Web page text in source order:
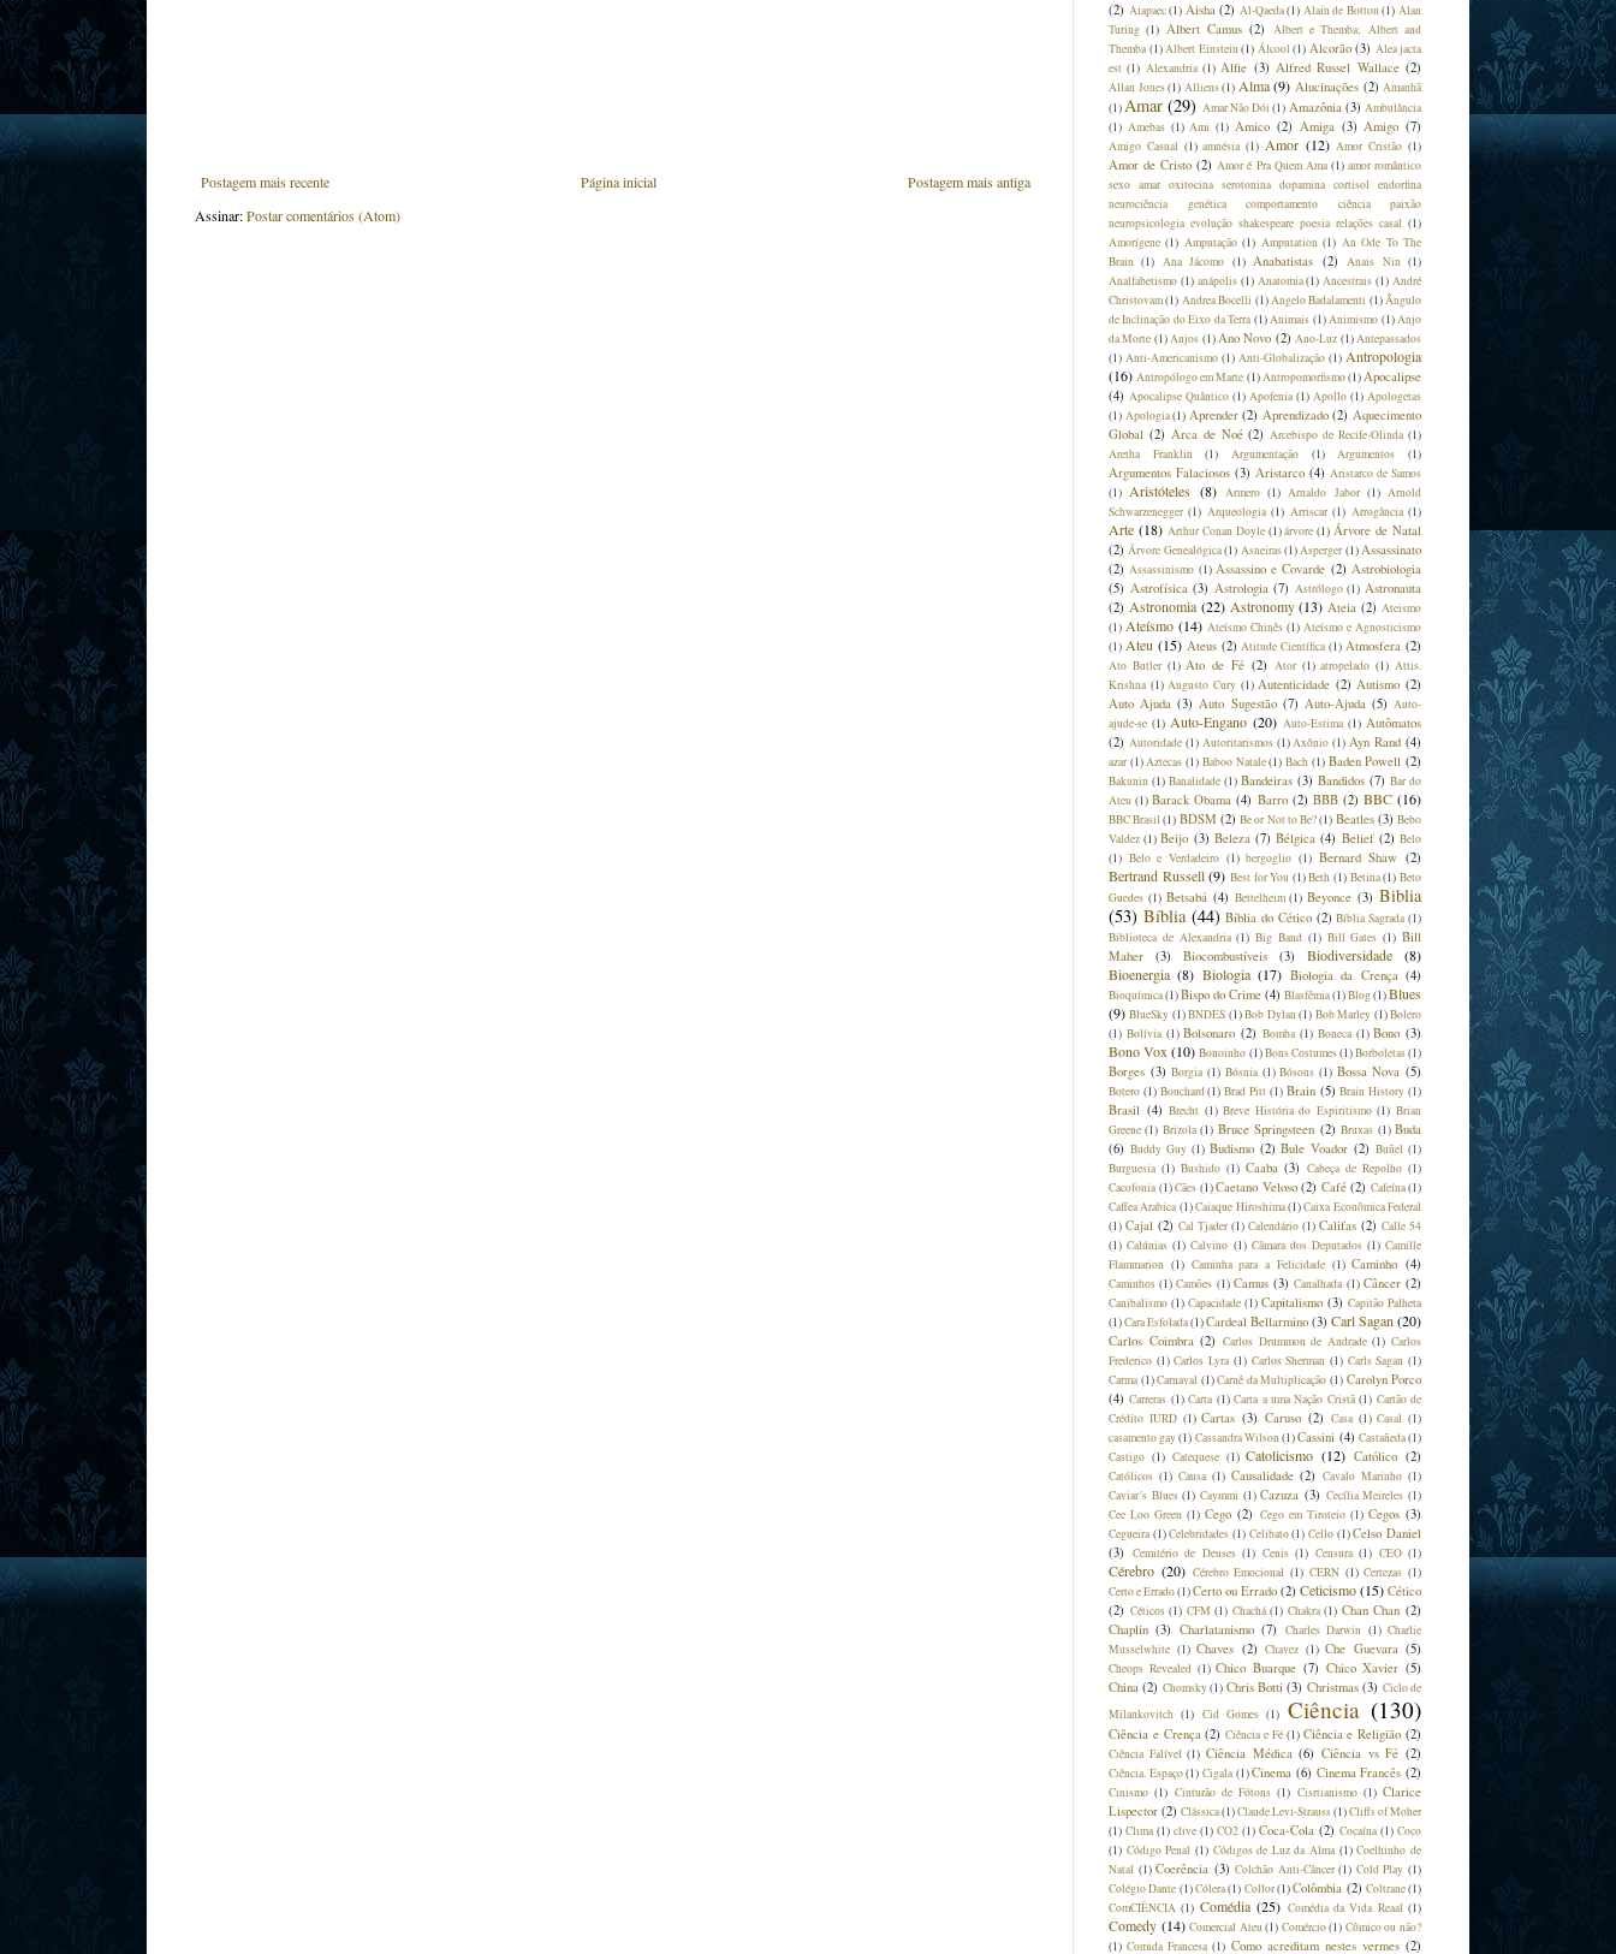
Postagem mais recente Postagem mais antiga
Página inicial
Assinar:Postar comentários (Atom)
(2) Aiapaec(1) Aisha (2) Al-Qaeda(1) Alain de Botton(1) Alan
Turing (1) Albert Camus (2)
Albert e Themba; Albert and
Themba (1)Albert Einstein(1) Álcool (1) Alcorão (3) Alea jacta
est (1) Alexandria (1) Alfie (3) Alfred Russel Wallace (2)
Allan Jones(1) Alliens(1) Alma (9) Alucinações (2) Amanhã
(1)Amar (29) Amar Não Dói (1) Amazônia (3) Ambulância
(1) Amebas (1) Ami (1) Amico (2) Amiga (3) Amigo (7)
Amigo Casual (1) amnésia (1) Amor (12) Amor Cristão (1)
Amor de Cristo (2) Amor é Pra Quem Ama (1) amor romântico
sexo amar oxitocina serotonina dopamina cortisol endorfina
neurociência genética comportamento ciência paixão
neuropsicologia evolução shakespeare poesia relações casal (1)
Amorígene (1) Amputação (1) Amputation (1) An Ode To The
Brain (1) Ana Jácomo (1) Anabatistas (2) Anais Nin (1)
Analfabetismo (1) anápolis (1) Anatomia (1) Ancestrais (1) André
Christovam(1) Andrea Bocelli (1)Angelo Badalamenti (1)Ângulo
de Inclinação do Eixo da Terra (1)Animais (1)Animismo (1)Anjo
da Morte (1)Anjos (1)Ano Novo (2) Ano-Luz (1)Antepassados
(1) Anti-Americanismo (1) Anti-Globalização (1) Antropologia
(16) Antropólogo em Marte (1)Antropomorfismo(1)Apocalipse
(4) Apocalipse Quântico (1) Apofenia (1) Apollo (1) Apologetas
(1) Apologia(1) Aprender (2) Aprendizado (2) Aquecimento
Global (2) Arca de Noé (2) Arcebispo de Recife-Olinda (1)
Aretha Franklin
(1) Argumentação (1) Argumentos (1)
Argumentos Falaciosos (3) Aristarco (4) Aristarco de Samos
(1) Aristóteles (8) Armero (1) Arnaldo Jabor (1) Arnold
Schwarzenegger (1) Arqueologia (1) Arriscar (1) Arrogância (1)
Arte (18) Arthur Conan Doyle (1) árvore (1) Árvore de Natal
(2) Árvore Genealógica(1) Asneiras(1)Asperger (1)Assassinato
(2) Assassinismo (1) Assassino e Covarde (2) Astrobiologia
(5) Astrofísica (3) Astrologia (7) Astrólogo (1) Astronauta
(2) Astronomia (22) Astronomy (13) Ateia (2) Ateismo
(1) Ateísmo (14) Ateísmo Chinês (1) Ateísmo e Agnosticismo
(1) Ateu (15) Ateus (2) Atitude Científica (1) Atmosfera (2)
Ato Butler (1) Ato de Fé (2) Ator (1) atropelado (1) Attis.
Krishna (1) Augusto Cury (1) Autenticidade (2) Autismo (2)
Auto Ajuda (3) Auto Sugestão (7) Auto-Ajuda (5) Auto-
ajude-se (1) Auto-Engano (20) Auto-Estima (1) Autômatos
(2) Autoridade (1) Autoritarismos (1) Axônio (1) Ayn Rand (4)
azar (1) Aztecas (1) Baboo Natale (1) Bach (1) Baden Powell (2)
Bakunin (1) Banalidade (1) Bandeiras (3) Bandidos (7) Bar do
Ateu (1) Barack Obama (4) Barro (2) BBB (2) BBC (16)
BBC Brasil (1) BDSM (2) Be or Not to Be?(1) Beatles (3) Bebo
Valdez (1) Beijo (3) Beleza (7) Bélgica (4) Belief (2) Belo
(1) Belo e Verdadeiro (1) bergoglio (1) Bernard Shaw (2)
Bertrand Russell (9) Best for You (1) Beth (1) Betina (1) Beto
Guedes (1) Betsabá (4) Bettelheim (1) Beyonce (3) Biblia
(53) Bíblia (44) Bíblia do Cético (2) Bíblia Sagrada (1)
Biblioteca de Alexandria (1) Big Band (1) Bill Gates (1) Bill
Maher
(3) Biocombustíveis (3) Biodiversidade
(8)
Bioenergia (8) Biologia (17) Biologia da Crença (4)
Bioquímica(1)Bispo do Crime (4) Blasfêmia(1)Blog(1)Blues
(9) BlueSky (1)BNDES (1)Bob Dylan(1) Bob Marley (1)Bolero
(1) Bolívia (1) Bolsonaro (2) Bomba (1) Boneca (1) Bono (3)
Bono Vox (10) Bonoinho (1)Bons Costumes(1)Borboletas(1)
Borges (3) Borgia (1) Bósnia (1) Bósons (1) Bossa Nova (5)
Botero (1) Bouchard (1) Brad Pitt (1) Brain (5) Brain History (1)
Brasil (4) Brecht (1) Breve História do Espiritismo (1) Brian
Greene (1) Brizola (1) Bruce Springsteen (2) Bruxas (1) Buda
(6) Buddy Guy (1) Budismo (2) Bule Voador (2) Buñel (1)
Burguesia (1) Bushido (1) Caaba (3) Cabeça de Repolho (1)
Cacofonia (1)Cães (1)Caetano Veloso (2) Café (2) Cafeína(1)
Caffea Arabica (1)Caiaque Hiroshima(1)Caixa Econômica Federal
(1) Cajal (2) Cal Tjader (1) Calendário (1) Califas (2) Calle 54
(1) Calúnias (1) Calvino (1) Câmara dos Deputados (1) Camille
Flammarion (1) Caminha para a Felicidade (1) Caminho (4)
Caminhos (1) Camões (1) Camus (3) Canalhada (1) Câncer (2)
Canibalismo (1) Capacidade (1) Capitalismo (3) Capitão Palheta
(1)Cara Esfolada(1)Cardeal Bellarmino (3) Carl Sagan (20)
Carlos Coimbra (2) Carlos Drummon de Andrade (1) Carlos
Frederico (1) Carlos Lyra (1) Carlos Sherman (1) Carls Sagan (1)
Carma (1)Carnaval (1)Carnê da Multiplicação (1) Carolyn Porco
(4) Carreras (1) Carta (1) Carta a uma Nação Cristã (1) Cartão de
Crédito IURD (1) Cartas (3) Caruso (2) Casa (1) Casal (1)
casamento gay(1) Cassandra Wilson(1)Cassini (4) Castañeda(1)
Castigo (1) Catequese (1) Catolicismo (12) Católico (2)
Católicos (1) Causa (1) Causalidade (2) Cavalo Marinho (1)
Caviar´s Blues (1) Caymmi (1) Cazuza (3) Cecília Meireles (1)
Cee Loo Green (1) Cego (2) Cego em Tiroteio (1) Cegos (3)
Cegueira (1) Celebridades (1) Celibato (1) Cello (1) Celso Daniel
(3)
Cemitério de Deuses (1) Cenis (1) Censura (1) CEO (1)
Cérebro (20) Cérebro Emocional (1) CERN (1) Certezas (1)
Certo e Errado(1)Certo ou Errado (2) Ceticismo(15) Cético
(2) Céticos (1) CFM (1) Chachá (1) Chakra (1) Chan Chan (2)
Chaplin (3) Charlatanismo (7) Charles Darwin (1) Charlie
Musselwhite (1) Chaves (2) Chavez (1) Che Guevara (5)
Cheops Revealed (1) Chico Buarque (7) Chico Xavier (5)
China (2) Chomsky(1) Chris Botti (3) Christmas (3) Ciclo de
Milankovitch (1) Cid Gomes (1) Ciência (130)
Ciência e Crença (2) Ciência e Fé (1) Ciência e Religião (2)
Ciência Falível (1) Ciência Médica (6) Ciência vs Fé (2)
Ciência. Espaço (1) Cigala (1) Cinema (6) Cinema Francês (2)
Cinismo (1) Cinturão de Fótons (1) Cisrtianismo (1) Clarice
Lispector (2) Clássica(1)Claude Levi-Strauss(1)Cliffs of Moher
(1) Clima (1) clive (1) CO2 (1) Coca-Cola (2) Cocaína (1) Coco
(1) Código Penal (1) Códigos de Luz da Alma (1) Coelhinho de
Natal (1) Coerência (3) Colchão Anti-Câncer (1) Cold Play (1)
Colégio Dante (1)Cólera(1) Collor(1)Colômbia (2) Coltrane(1)
ComCIÊNCIA (1) Comédia (25) Comédia da Vida Reaal (1)
Comedy (14) Comercial Ateu(1) Comércio(1) Cômico ou não?
(1) Comida Francesa (1) Como acreditam nestes vermes (2)